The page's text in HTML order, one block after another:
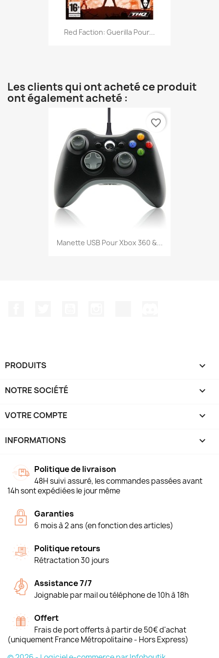
Red Faction: Guerilla Pour...
Les clients qui ont acheté ce produit
ont également acheté :
Manette USB Pour Xbox 360 &...
favorite_border
PRODUITS 
NOTRE SOCIÉTÉ 
VOTRE COMPTE 
INFORMATIONS keyboard_arrow_down
Politique de livraison
48H suivi assuré, les commandes passées avant
14h sont expédiées le jour même
Garanties
6 mois à 2 ans (en fonction des articles)
Politique retours
Rétractation 30 jours
Assistance 7/7
Joignable par mail ou téléphone de 10h à 18h
Offert
Frais de port offerts à partir de 50€ d'achat
(uniquement France Métropolitaine - Hors Express)